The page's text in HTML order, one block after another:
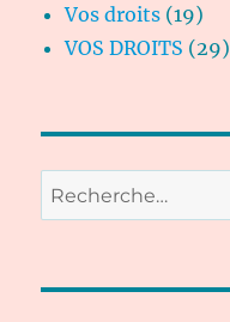
Vos droits (19)
VOS DROITS (29)
Recherche
pour :